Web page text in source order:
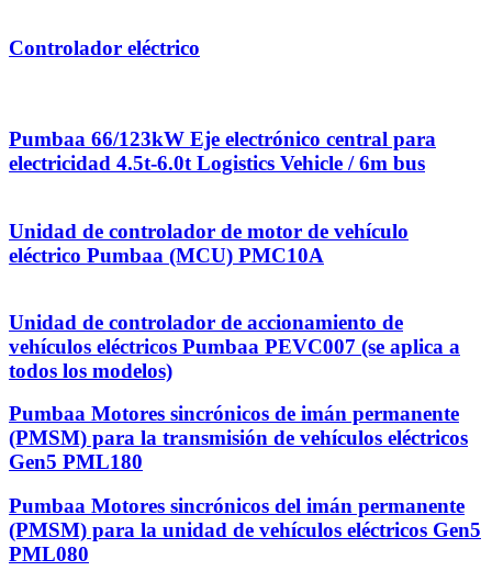
Controlador eléctrico
Pumbaa 66/123kW Eje electrónico central para
electricidad 4.5t-6.0t Logistics Vehicle / 6m bus
Unidad de controlador de motor de vehículo
eléctrico Pumbaa (MCU) PMC10A
Unidad de controlador de accionamiento de
vehículos eléctricos Pumbaa PEVC007 (se aplica a
todos los modelos)
Pumbaa Motores sincrónicos de imán permanente
(PMSM) para la transmisión de vehículos eléctricos
Gen5 PML180
Pumbaa Motores sincrónicos del imán permanente
(PMSM) para la unidad de vehículos eléctricos Gen5
PML080